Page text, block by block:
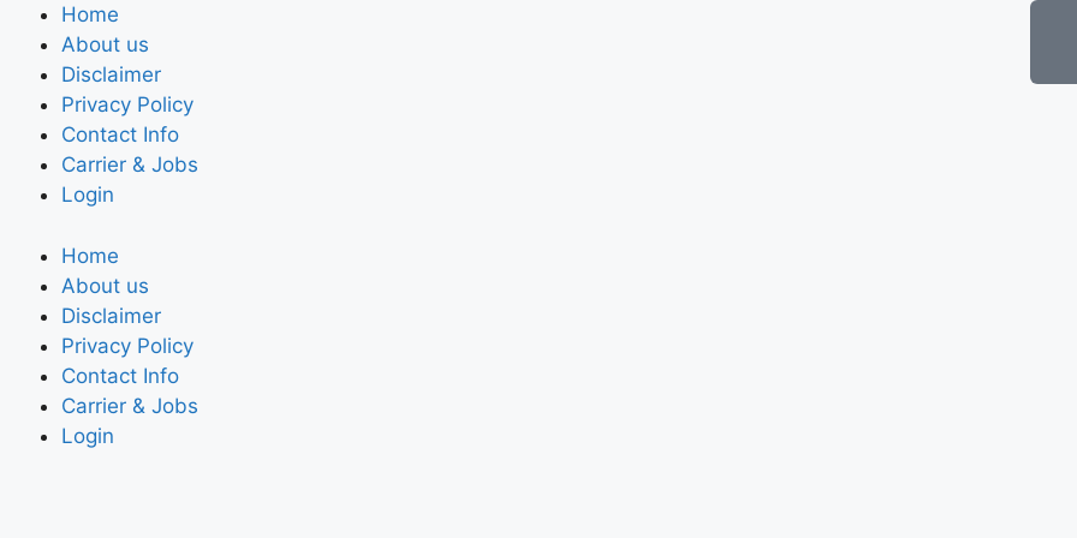
Home
About us
Disclaimer
Privacy Policy
Contact Info
Carrier & Jobs
Login
Home
About us
Disclaimer
Privacy Policy
Contact Info
Carrier & Jobs
Login